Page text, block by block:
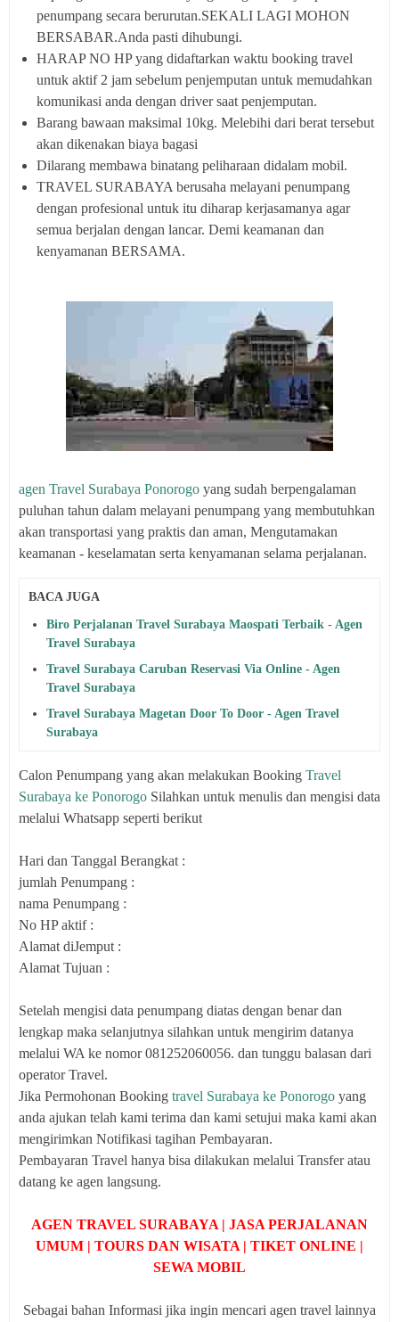
penumpang secara berurutan.SEKALI LAGI MOHON
BERSABAR.Anda pasti dihubungi.
HARAP NO HP yang didaftarkan waktu booking travel
untuk aktif 2 jam sebelum penjemputan untuk memudahkan
komunikasi anda dengan driver saat penjemputan.
Barang bawaan maksimal 10kg. Melebihi dari berat tersebut
akan dikenakan biaya bagasi
Dilarang membawa binatang peliharaan didalam mobil.
TRAVEL SURABAYA berusaha melayani penumpang
dengan profesional untuk itu diharap kerjasamanya agar
semua berjalan dengan lancar. Demi keamanan dan
kenyamanan BERSAMA.
agen Travel Surabaya Ponorogo yang sudah berpengalaman
puluhan tahun dalam melayani penumpang yang membutuhkan
akan transportasi yang praktis dan aman, Mengutamakan
keamanan - keselamatan serta kenyamanan selama perjalanan.
BACA JUGA
Biro Perjalanan Travel Surabaya Maospati Terbaik - Agen
Travel Surabaya
Travel Surabaya Caruban Reservasi Via Online - Agen
Travel Surabaya
Travel Surabaya Magetan Door To Door - Agen Travel
Surabaya
Calon Penumpang yang akan melakukan Booking Travel
Surabaya ke Ponorogo Silahkan untuk menulis dan mengisi data
melalui Whatsapp seperti berikut
Hari dan Tanggal Berangkat :
jumlah Penumpang :
nama Penumpang :
No HP aktif :
Alamat diJemput :
Alamat Tujuan :
Setelah mengisi data penumpang diatas dengan benar dan
lengkap maka selanjutnya silahkan untuk mengirim datanya
melalui WA ke nomor 081252060056. dan tunggu balasan dari
operator Travel.
Jika Permohonan Booking travel Surabaya ke Ponorogo yang
anda ajukan telah kami terima dan kami setujui maka kami akan
mengirimkan Notifikasi tagihan Pembayaran.
Pembayaran Travel hanya bisa dilakukan melalui Transfer atau
datang ke agen langsung.
AGEN TRAVEL SURABAYA | JASA PERJALANAN
UMUM | TOURS DAN WISATA | TIKET ONLINE |
SEWA MOBIL
Sebagai bahan Informasi jika ingin mencari agen travel lainnya